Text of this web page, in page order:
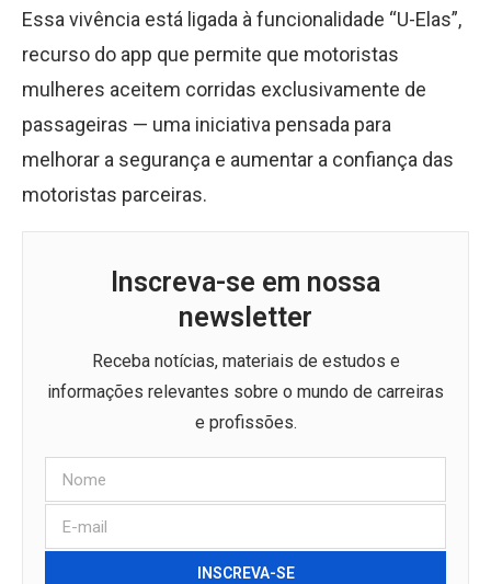
Essa vivência está ligada à funcionalidade “U-Elas”,
recurso do app que permite que motoristas
mulheres aceitem corridas exclusivamente de
passageiras — uma iniciativa pensada para
melhorar a segurança e aumentar a confiança das
motoristas parceiras.
Inscreva-se em nossa
newsletter
Receba notícias, materiais de estudos e
informações relevantes sobre o mundo de carreiras
e profissões.
INSCREVA-SE